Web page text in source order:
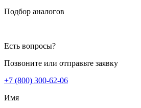
Подбор аналогов
Есть вопросы?
Позвоните или отправьте заявку
+7 (800) 300-62-06
Имя